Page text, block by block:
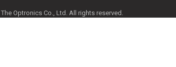
Optronics Co., Ltd. All rights reserved.